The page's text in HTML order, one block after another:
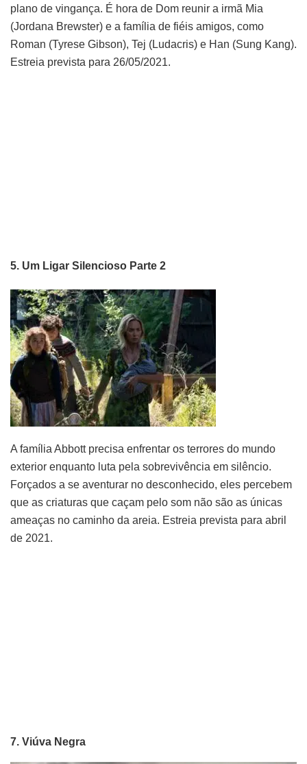
plano de vingança. É hora de Dom reunir a irmã Mia
(Jordana Brewster) e a família de fiéis amigos, como
Roman (Tyrese Gibson), Tej (Ludacris) e Han (Sung Kang).
Estreia prevista para 26/05/2021.
5. Um Ligar Silencioso Parte 2
A família Abbott precisa enfrentar os terrores do mundo
exterior enquanto luta pela sobrevivência em silêncio.
Forçados a se aventurar no desconhecido, eles percebem
que as criaturas que caçam pelo som não são as únicas
ameaças no caminho da areia. Estreia prevista para abril
de 2021.
7. Viúva Negra